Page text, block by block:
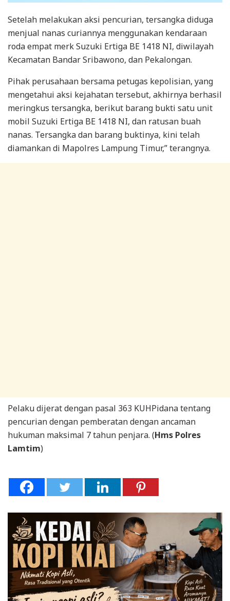
Setelah melakukan aksi pencurian, tersangka diduga
menjual nanas curiannya menggunakan kendaraan
roda empat merk Suzuki Ertiga BE 1418 NI, diwilayah
Kecamatan Bandar Sribawono, dan Pekalongan.
Pihak perusahaan bersama petugas kepolisian, yang
mengetahui aksi kejahatan tersebut, akhirnya berhasil
meringkus tersangka, berikut barang bukti satu unit
mobil Suzuki Ertiga BE 1418 NI, dan ratusan buah
nanas. Tersangka dan barang buktinya, kini telah
diamankan di Mapolres Lampung Timur,” terangnya.
Pelaku dijerat dengan pasal 363 KUHPidana tentang
pencurian dengan pemberatan dengan ancaman
hukuman maksimal 7 tahun penjara. (Hms Polres
Lamtim)